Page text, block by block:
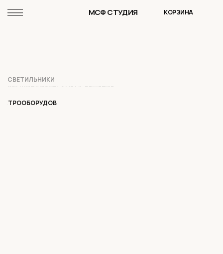
МСФ СТУДИЯ КОРЗИНА
СВЕТИЛЬНИКИ
БИОДИНАМИЧЕСКОЕ ОСВЕЩЕНИЕ